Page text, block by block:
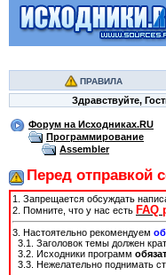
ПРАВИЛА
Здравствуйте,
Форум на Исходниках.RU
Программирование
Assembler
Перед отправкой
1. Запрещается обсуждать
2. Помните, что у нас есть FAQ
3. Настоятельно рекомендуем
3.1. Заголовок темы должен
3.2. Исходники программ
3.3. Нежелательно поднимать